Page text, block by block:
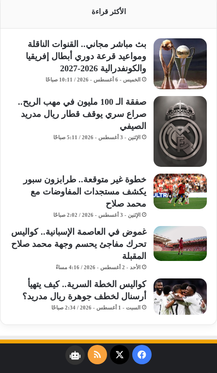
الأكثر قراءة
بث مباشر مجاني.. القنوات الناقلة
ومواعيد قرعة دوري أبطال إفريقيا
والكونفدرالية 2026-2027
الخميس - 6 أغسطس - 2026 / 10:11 صباحًا
صفقة الـ 100 مليون في مهب الريح..
صراع سري يوقف قطار ريال مدريد
الصيفي
الإثنين - 3 أغسطس - 2026 / 5:11 صباحًا
خطوة غير متوقعة.. طرابزون سبور
يكشف مستجدات المفاوضات مع
محمد صلاح
الإثنين - 3 أغسطس - 2026 / 2:02 صباحًا
غموض في العاصمة الإسبانية.. كواليس
تحرك مفاجئ يحسم وجهة محمد صلاح
المقبلة
الأحد - 2 أغسطس - 2026 / 4:16 مساءً
كواليس الخطة السرية.. كيف يتهيأ
أرسنال لخطف جوهرة ريال مدريد؟
السبت - 1 أغسطس - 2026 / 2:34 صباحًا
فيسبوك
‫X
ملخصنبض